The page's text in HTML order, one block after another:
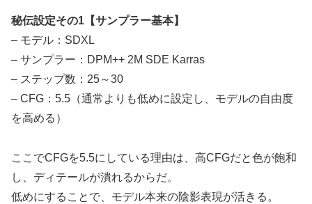
秘伝設定その1【サンプラー基本】
– モデル：SDXL
– サンプラー：DPM++ 2M SDE Karras
– ステップ数：25～30
– CFG：5.5（通常よりも低めに設定し、モデルの自由度
を高める）
ここでCFGを5.5にしている理由は、高CFGだと色が飽和
し、ディテールが潰れるからだ。
低めにすることで、モデル本来の陰影表現が活きる。